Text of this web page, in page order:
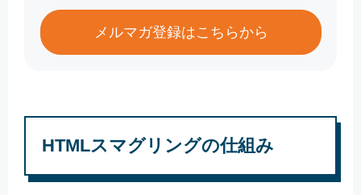
メルマガ登録はこちらから
HTMLスマグリングの仕組み